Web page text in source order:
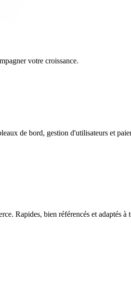
votre croissance.
de bord, gestion d'utilisateurs et
Rapides, bien référencés et adaptés à